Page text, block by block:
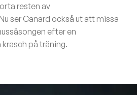
resten av
ser Canard också ut att missa
efter en
på träning.